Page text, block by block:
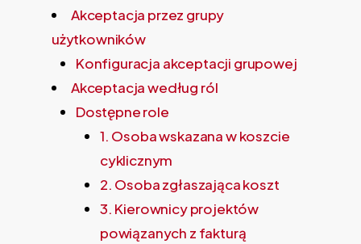
Akceptacja przez grupy
użytkowników
Konfiguracja akceptacji grupowej
Akceptacja według ról
Dostępne role
1. Osoba wskazana w koszcie
cyklicznym
2. Osoba zgłaszająca koszt
3. Kierownicy projektów
powiązanych z fakturą